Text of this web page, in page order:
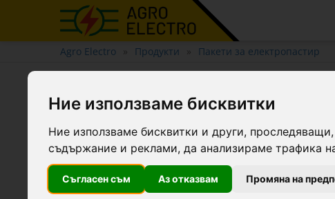
Ние използваме бисквитки
Ние използваме бисквитки и други,
съдържание и реклами, да анализираме трафика
Съгласен съм Аз отказвам Промяна на
Agro Electro Продукти Пакети за електропастир
-5.4 €